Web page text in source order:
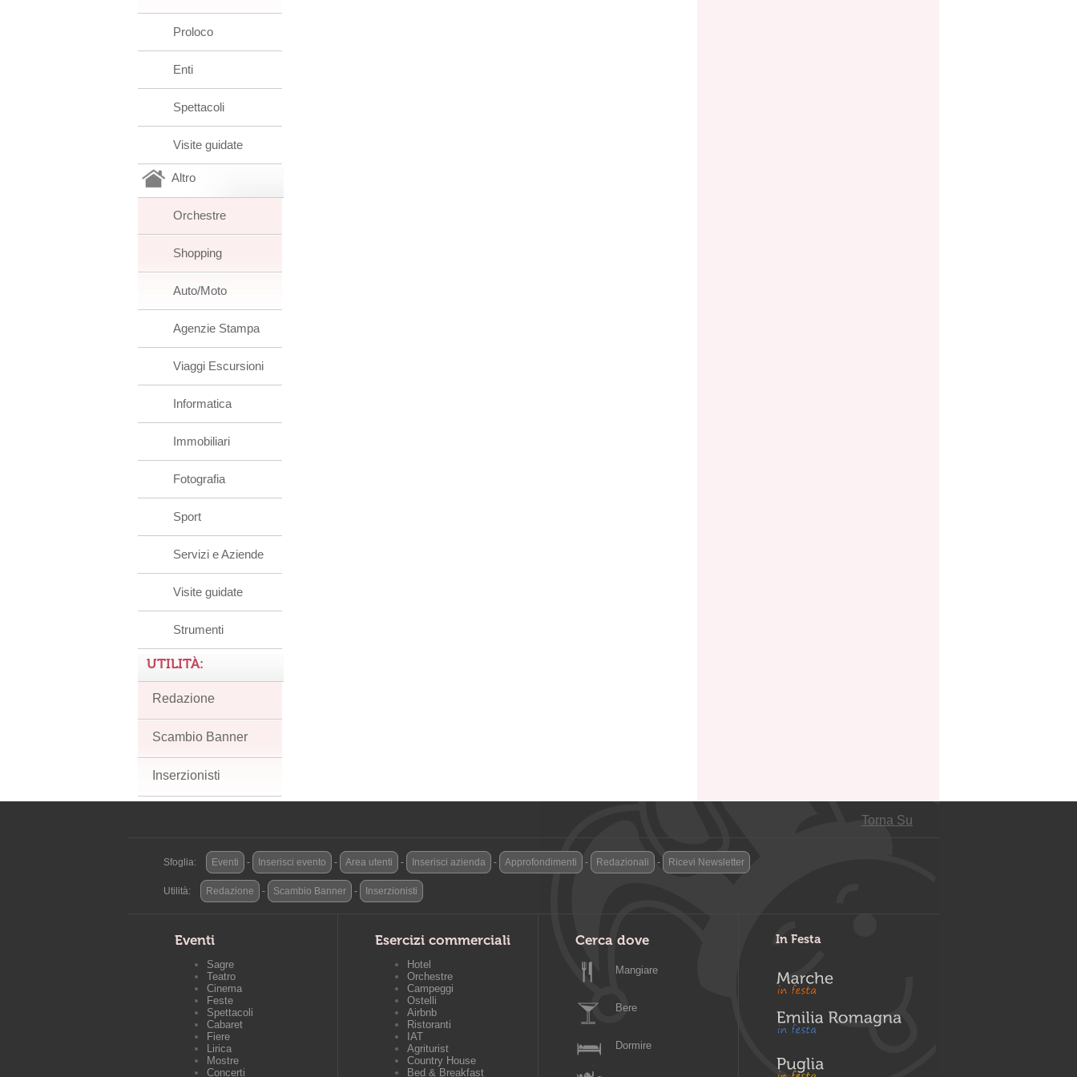
Proloco
Enti
Spettacoli
Visite guidate
Altro
Orchestre
Shopping
Auto/Moto
Agenzie Stampa
Viaggi Escursioni
Informatica
Immobiliari
Fotografia
Sport
Servizi e Aziende
Visite guidate
Strumenti
UTILITÀ:
Redazione
Scambio Banner
Inserzionisti
Torna Su
Sfoglia: Eventi - Inserisci evento - Area utenti - Inserisci azienda - Approfondimenti - Redazionali - Ricevi Newsletter
Utilità: Redazione - Scambio Banner - Inserzionisti
Eventi
Sagre
Teatro
Cinema
Feste
Spettacoli
Cabaret
Fiere
Lirica
Mostre
Concerti
Esercizi commerciali
Hotel
Orchestre
Campeggi
Ostelli
Airbnb
Ristoranti
IAT
Agriturist
Country House
Bed & Breakfast
Cerca dove
Mangiare
Bere
Dormire
In Festa